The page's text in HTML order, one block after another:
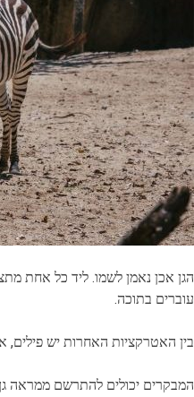
הגן אכן נאמן לשמו. ליד כל אחת
עוברים בתוכה.
בין האטרקציות האחרות יש פילים,
המבקרים יכולים להתרשם ממראה גן החיות המשתרע על כ-245 ק"מ בנסיעה ברכבת הגן ובמרכז המבקרים